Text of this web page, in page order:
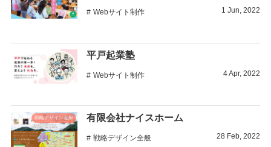
Webサイト制作 1 Jun ,2022
平戸起業塾
Webサイト制作 4Apr,2022
戦略デザイン全般 有限会社ナイスホーム
戦略デザイン全般 28 Feb ,2022